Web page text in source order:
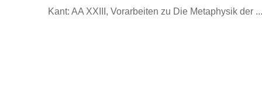
Kant: AA XXIII, Vorarbeiten zu Die Metaphysik der